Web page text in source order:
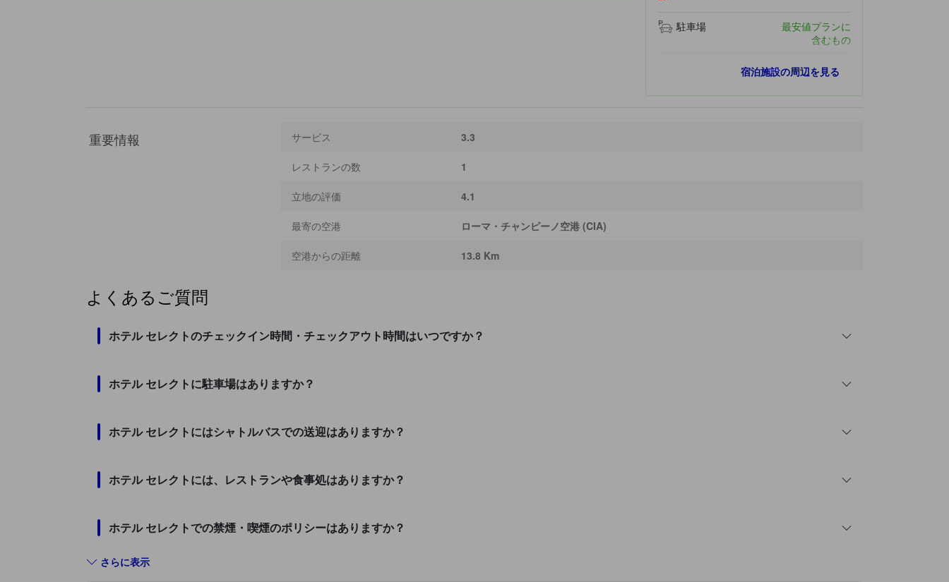
駐車場
最安値プランに
含むもの
宿泊施設の周辺を見る
重要情報 サービス 3.3
レストランの数 1
立地の評価 4.1
最寄の空港 ローマ・チャンピーノ空港 (CIA)
空港からの距離 13.8 Km
よくあるご質問
ホテル セレクトのチェックイン時間・チェックアウト時間はいつですか？
ホテル セレクトに駐車場はありますか？
ホテル セレクトにはシャトルバスでの送迎はありますか？
ホテル セレクトには、レストランや食事処はありますか？
ホテル セレクトでの禁煙・喫煙のポリシーはありますか？
さらに表示